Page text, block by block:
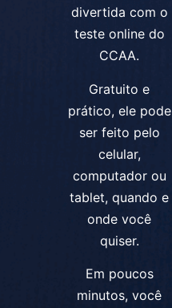
divertida com o
teste online do
CCAA.
Gratuito e
prático, ele pode
ser feito pelo
celular,
computador ou
tablet, quando e
onde você
quiser.
Em poucos
minutos, você